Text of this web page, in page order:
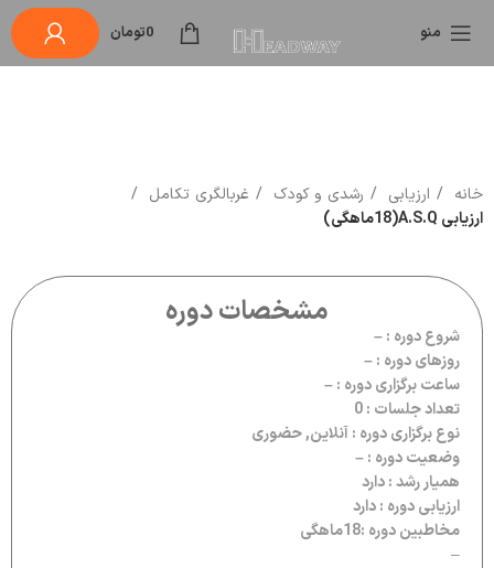
منو 0تومان
خانه ارزیابی رشدی و کودک
غربالگری تکامل
ارزیابی A.S.Q(18ماهگی)
مشخصات دوره
شروع دوره : –
روزهای دوره : –
ساعت برگزاری دوره : –
تعداد جلسات : 0
نوع برگزاری دوره : آنلاین, حضوری
وضعیت دوره : –
همیار رشد : دارد
ارزیابی دوره : دارد
مخاطبین دوره :18ماهگی
–